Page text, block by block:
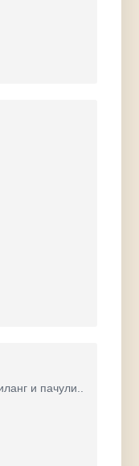
и пачули..